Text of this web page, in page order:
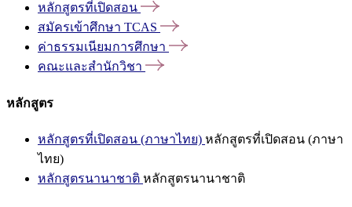
หลักสูตรที่เปิดสอน
สมัครเข้าศึกษา TCAS
ค่าธรรมเนียมการศึกษา
คณะและสำนักวิชา
หลักสูตร
หลักสูตรที่เปิดสอน (ภาษาไทย) หลักสูตรที่เปิดสอน (ภาษา
ไทย)
หลักสูตรนานาชาติ หลักสูตรนานาชาติ